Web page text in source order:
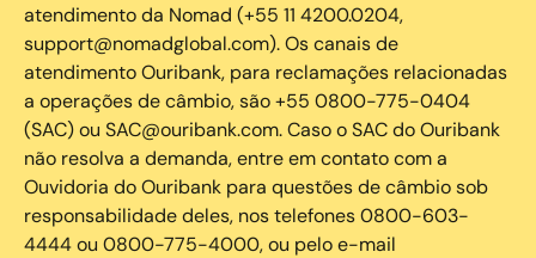
atendimento da Nomad (+55 11 4200.0204,
support@nomadglobal.com). Os canais de
atendimento Ouribank, para reclamações relacionadas
a operações de câmbio, são +55 0800-775-0404
(SAC) ou SAC@ouribank.com. Caso o SAC do Ouribank
não resolva a demanda, entre em contato com a
Ouvidoria do Ouribank para questões de câmbio sob
responsabilidade deles, nos telefones 0800-603-
4444 ou 0800-775-4000, ou pelo e-mail